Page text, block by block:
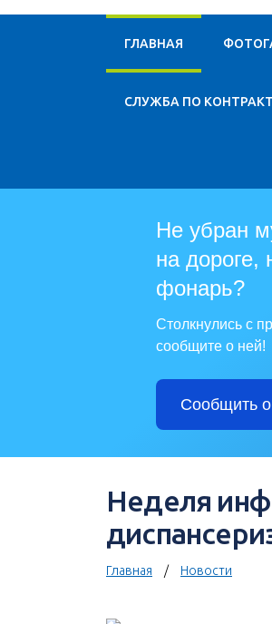
ГЛАВНАЯ
CЛУЖБА ПО
Не убран
на дороге,
фонарь?
Столкнулись с
сообщите о ней!
Сообщить
Неделя
Главная Новости